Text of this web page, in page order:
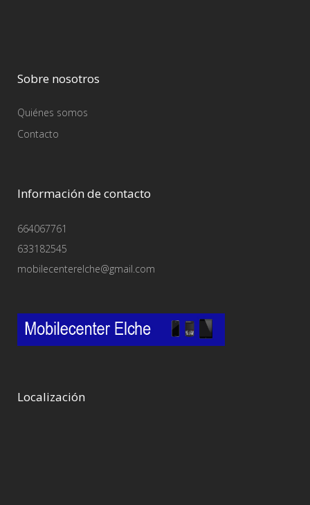
Sobre nosotros
Quiénes somos
Contacto
Información de contacto
664067761
633182545
mobilecenterelche@gmail.com
Localización